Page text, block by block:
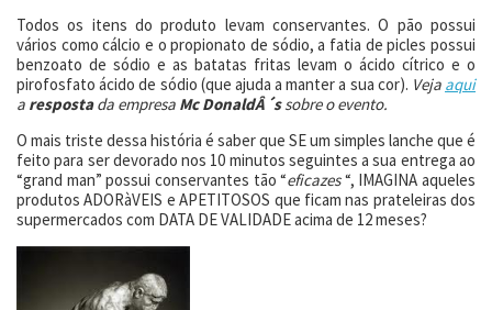
Todos os itens do produto levam conservantes. O pão possui
vários como cálcio e o propionato de sódio, a fatia de picles possui
benzoato de sódio e as batatas fritas levam o ácido cítrico e o
pirofosfato ácido de sódio (que ajuda a manter a sua cor). Veja aqui
a respostada empresa Mc DonaldÂ´ssobre o evento.
O mais triste dessa história é saber que SE um simples lanche que é
feito para ser devorado nos 10 minutos seguintes a sua entrega ao
“grand man” possui conservantes tão “eficazes“, IMAGINA aqueles
produtos ADORàVEIS e APETITOSOS que ficam nas prateleiras dos
supermercados com DATA DE VALIDADE acima de 12 meses?